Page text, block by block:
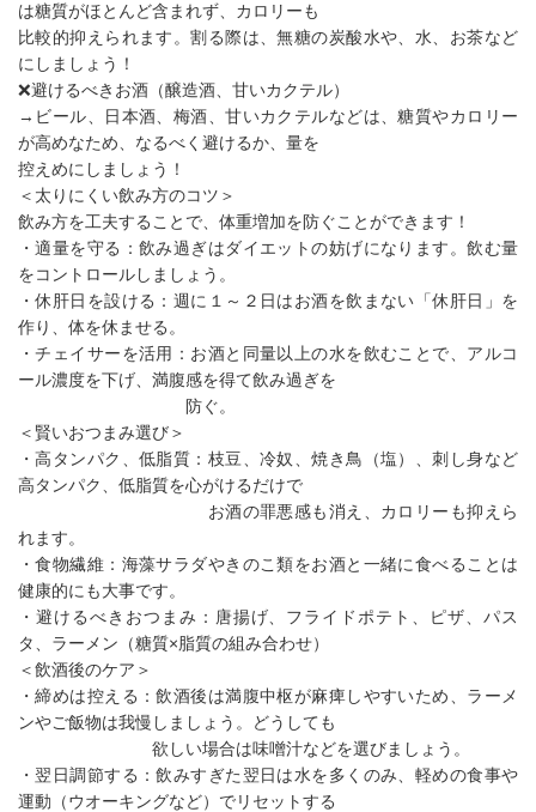
は糖質がほとんど含まれず、カロリーも
比較的抑えられます。割る際は、無糖の炭酸水や、水、お茶など
にしましょう！
❌️避けるべきお酒（醸造酒、甘いカクテル）
→ビール、日本酒、梅酒、甘いカクテルなどは、糖質やカロリー
が高めなため、なるべく避けるか、量を
控えめにしましょう！
＜太りにくい飲み方のコツ＞
飲み方を工夫することで、体重増加を防ぐことができます！
・適量を守る：飲み過ぎはダイエットの妨げになります。飲む量
をコントロールしましょう。
・休肝日を設ける：週に１～２日はお酒を飲まない「休肝日」を
作り、体を休ませる。
・チェイサーを活用：お酒と同量以上の水を飲むことで、アルコ
ール濃度を下げ、満腹感を得て飲み過ぎを
防ぐ。
＜賢いおつまみ選び＞
・高タンパク、低脂質：枝豆、冷奴、焼き鳥（塩）、刺し身など
高タンパク、低脂質を心がけるだけで
お酒の罪悪感も消え、カロリーも抑えら
れます。
・食物繊維：海藻サラダやきのこ類をお酒と一緒に食べることは
健康的にも大事です。
・避けるべきおつまみ：唐揚げ、フライドポテト、ピザ、パス
タ、ラーメン（糖質×脂質の組み合わせ）
＜飲酒後のケア＞
・締めは控える：飲酒後は満腹中枢が麻痺しやすいため、ラーメ
ンやご飯物は我慢しましょう。どうしても
欲しい場合は味噌汁などを選びましょう。
・翌日調節する：飲みすぎた翌日は水を多くのみ、軽めの食事や
運動（ウオーキングなど）でリセットする